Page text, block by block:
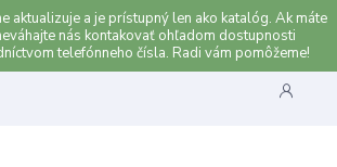
aktualizuje a je prístupný len ako katalóg. Ak máte
nás kontakovať ohľadom dostupnosti
telefónneho čísla. Radi vám pomôžeme!